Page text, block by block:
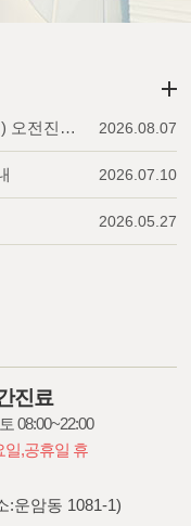
료 안내 2026.08.07
2026.07.10
2026.05.27
진료
08:00~22:00
일,공휴일 휴
:운암동 1081-1)